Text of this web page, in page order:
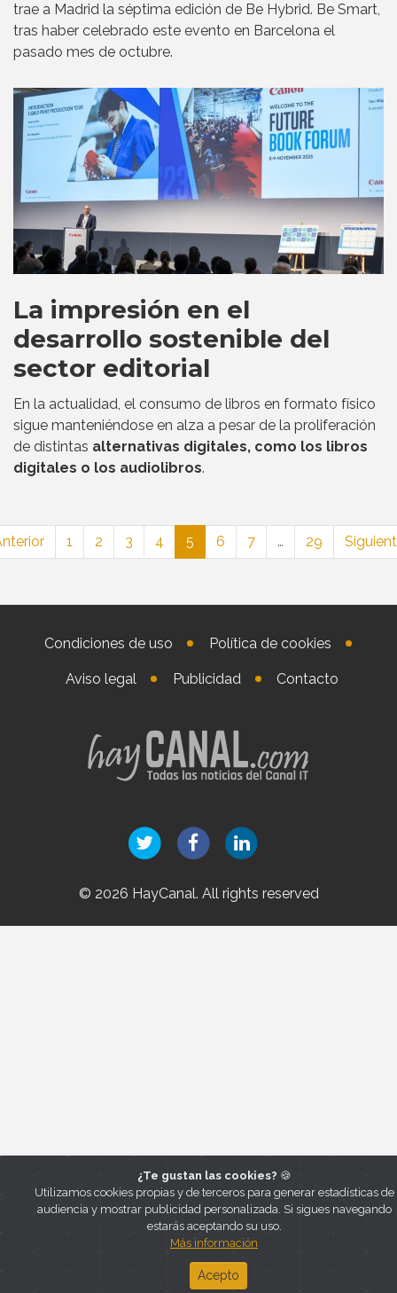
trae a Madrid la séptima edición de Be Hybrid. Be Smart,
tras haber celebrado este evento en Barcelona el
pasado mes de octubre.
La impresión en el
desarrollo sostenible del
sector editorial
En la actualidad, el consumo de libros en formato físico
sigue manteniéndose en alza a pesar de la proliferación
de distintas alternativas digitales, como los libros
digitales o los audiolibros.
1 2 3 4 5 6 7 … 29
Condiciones de uso Política de cookies
Aviso legal Publicidad Contacto
© 2026 HayCanal. All rights reserved
¿Te gustan las cookies? 🍪
Utilizamos cookies propias y de terceros para generar estadísticas de
audiencia y mostrar publicidad personalizada. Si sigues navegando
estarás aceptando su uso.
Más información
Acepto